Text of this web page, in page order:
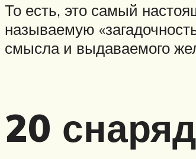
То есть, это самый
называемую
смысла и выдаваемого
20